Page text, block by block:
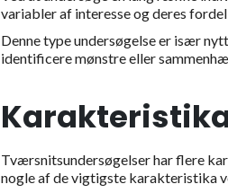
variabler af interesse og deres
Denne type undersøgelse er især
identificere mønstre eller
Tværsnitsundersøgelser har flere
nogle af de vigtigste karakteristika